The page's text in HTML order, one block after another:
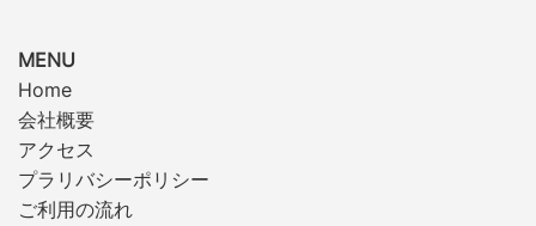
MENU
Home
会社概要
アクセス
プラリバシーポリシー
ご利用の流れ